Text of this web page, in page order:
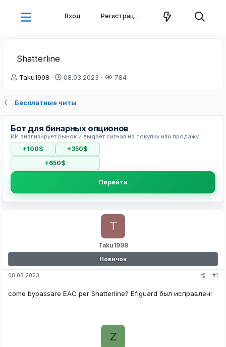
Вход Регистрация
Shatterline
А
о
е
м
ы
Taku1998
Д
а
ч
а
а
08.03.2023 784
Бесплатные читы
Бот для бинарных опционов
ИИ анализирует рынок и выдаёт сигнал на покупку или продажу
+100$
+350$
+650$
Перейти
Taku1998
T
Новичок
08.03.2023 #1
come bypassare EAC per Shatterline? Efiguard был исправлен!
Z